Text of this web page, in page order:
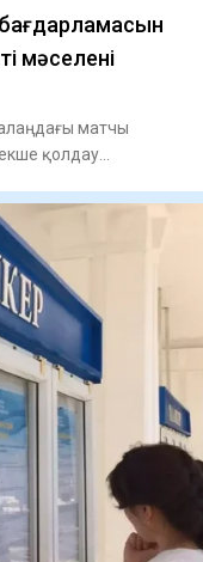
мәселені
матчы
қолдау